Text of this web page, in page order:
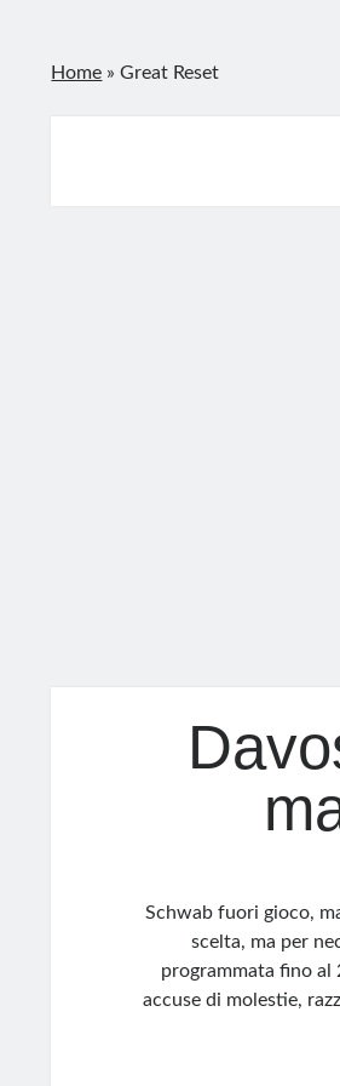
Home »Great Reset
Schwab fuori gioco,
scelta, ma per
programmata fino al
accuse di molestie,